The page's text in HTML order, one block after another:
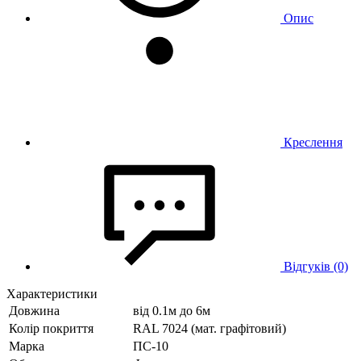
Опис
Креслення
Відгуків (0)
Характеристики
Довжина
від 0.1м до 6м
Колір покриття
RAL 7024 (мат. графітовий)
Марка
ПС-10